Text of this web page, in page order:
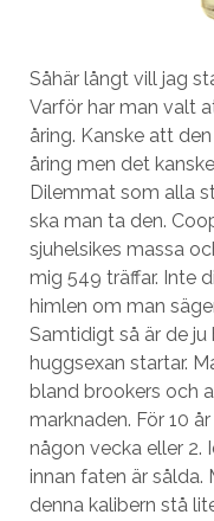
Såhär långt vill jag
Varför har man valt
åring. Kanske att
åring men det
Dilemmat som alla
ska man ta den.
sjuhelsikes massa
mig 549 träffar. Inte
himlen om man
Samtidigt så är de
huggsexan startar.
bland brookers och
marknaden. För 10
någon vecka eller 2.
innan faten är sålda.
denna kalibern stå